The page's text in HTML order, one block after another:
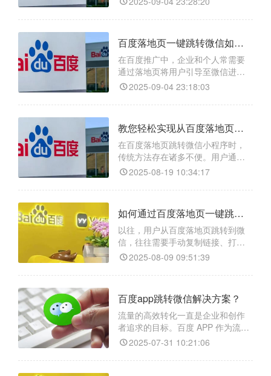
提供智能跳转技术，可自动识别终
防封防屏蔽机制，保障链接长期稳
定可用；同时支持精准数据追踪，
帮助运营者实时分析点击量、转化
路径等关键指标，从而实现引流效
百度落地页一键跳转微信如何实现？天天外链操作指南
在百度推广中，企业和个人常需要
通过落地页将用户引导至微信进行
客户沉淀和转化，但跨平台跳转存
提供智能跳转技术，可自动识别终
防封防屏蔽机制，保障链接长期稳
定可用；同时支持精准数据追踪，
帮助运营者实时分析点击量、转化
路径等关键指标，从而实现引流效
2025-09-04 23:18:03
教您轻松实现从百度落地页一键跳转微信小程序/小程序任意页面/小程序码
在百度落地页跳转微信小程序时，
传统方法存在诸多不便。用户通常
需要先点击链接，再复制相关信
码，整个过程步骤繁琐，用户体验
失。这种低效的跳转方式，不仅增
加了用户的操作成本，也极大地降
低了流量转化率。不过，现在有了
【天天外链】，这一难题迎刃而
2025-08-19 10:34:17
如何通过百度落地页一键跳转微信？方法是什么？
以往，用户从百度落地页跳转到微
信，往往需要手动复制链接、打开
微信搜索粘贴等一系列繁琐操作，
流失，转化率也难以提升。今天给
现一键跳转。
2025-08-09 09:51:39
百度app跳转微信解决方案？
流量的高效转化一直是企业和创作
者追求的目标。百度 APP 作为流量
巨头之一，如何将其中的流量精准
员关注的焦点。然而，由于平台之
2025-07-31 10:21:06